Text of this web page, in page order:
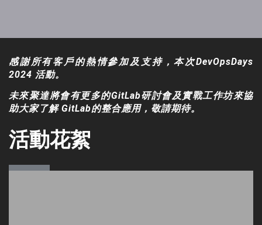
感謝所有客戶的熱情參加及支持，本次DevOpsDays
2024 活動。
未來聚達將會有更多的GitLab研討會及實戰工作坊來協
助大家了解 GitLab的整合應用，敬請期待。
活動花絮